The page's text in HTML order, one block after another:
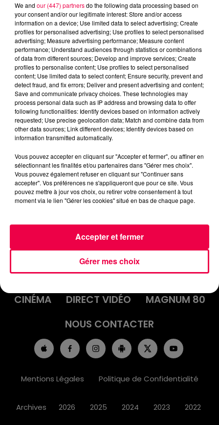
Flash infos
Crédit :Flash infos
podcasts/2022/09/2022-09-12-09-57-
01_20220912_CC.mp3
ACCUEIL INFOS
EMISSIONS
AGENDA
JEUX
PODCASTS
CINÉMA
DIRECT VIDÉO
MAGNUM 80
NOUS CONTACTER
Mentions Légales Politique de Confidentialité
Archives 2026 2025 2024 2023 2022
We and our (447) partnersdo the following data processing based on
your consent and/or our legitimate interest: Store and/or access
information on a device; Use limited data to select advertising; Create
profiles for personalised advertising; Use profiles to select personalised
advertising; Measure advertising performance; Measure content
performance; Understand audiences through statistics or combinations
of data from different sources; Develop and improve services; Create
profiles to personalise content; Use profiles to select personalised
content; Use limited data to select content; Ensure security, prevent and
detect fraud, and fix errors; Deliver and present advertising and content;
Save and communicate privacy choices. These technologies may
process personal data such as IP address and browsing data to offer
following functionalities: Identify devices based on information actively
requested; Use precise geolocation data; Match and combine data from
other data sources; Link different devices; Identify devices based on
information transmitted automatically.
Vous pouvez accepter en cliquant sur "Accepter et fermer", ou affiner en
sélectionnant les finalités et/ou partenaires dans "Gérer mes choix".
Vous pouvez également refuser en cliquant sur "Continuer sans
accepter". Vos préférences ne s'appliqueront que pour ce site. Vous
pouvez mettre à jour vos choix, ou retirer votre consentement à tout
moment via le lien "Gérer les cookies" situé en bas de chaque page.
Gérer mes choix
Accepter et fermer